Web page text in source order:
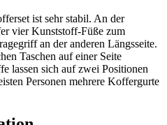
ist sehr stabil. An der
vier Kunststoff-Füße zum
an der anderen Längsseite.
Taschen auf einer Seite
lassen sich auf zwei Positionen
Personen mehrere Koffergurte